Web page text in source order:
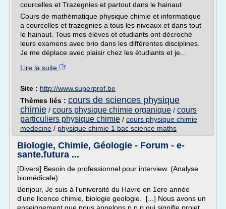
courcelles et Trazegnies et partout dans le hainaut
Cours de mathématique physique chimie et informatique
a courcelles et trazegnies a tous les niveaux et dans tout
le hainaut. Tous mes élèves et etudiants ont décroché
leurs examens avec brio dans les différentes disciplines.
Je me déplace avec plaisir chez les étudiants et je...
Lire la suite
Site : http://www.superprof.be
Thèmes liés : cours de sciences physique
chimie / cours physique chimie organique / cours
particuliers physique chimie / cours physique chimie
medecine / physique chimie 1 bac science maths
Biologie, Chimie, Géologie - Forum - e-
sante.futura ...
[Divers] Besoin de professionnel pour interview. (Analyse
biomédicale)
Bonjour, Je suis à l'université du Havre en 1ere année
d'une licence chimie, biologie geologie. [...] Nous avons un